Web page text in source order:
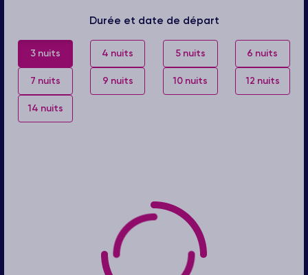
Durée et date de départ
3 nuits 4 nuits 5 nuits 6 nuits
7 nuits 9 nuits 10 nuits 12 nuits
14 nuits